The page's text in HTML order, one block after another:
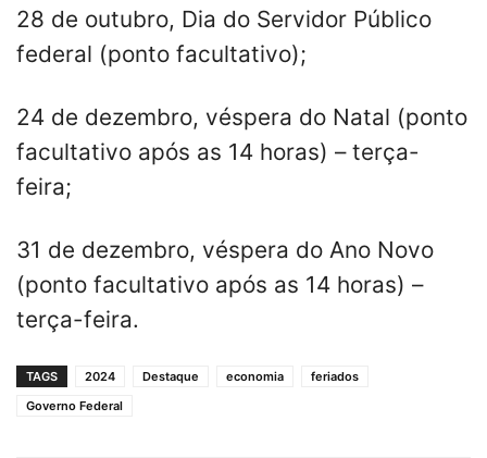
28 de outubro, Dia do Servidor Público
federal (ponto facultativo);
24 de dezembro, véspera do Natal (ponto
facultativo após as 14 horas) – terça-
feira;
31 de dezembro, véspera do Ano Novo
(ponto facultativo após as 14 horas) –
terça-feira.
TAGS 2024 Destaque economia
feriados
Governo Federal